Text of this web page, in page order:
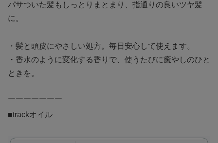
パサついた髪もしっとりまとまり、指通りの良いツヤ髪
に。
・髪と頭皮にやさしい処方。毎日安心して使えます。
・香水のように変化する香りで、使うたびに癒やしのひと
ときを。
￣￣￣￣￣￣￣
■trackオイル